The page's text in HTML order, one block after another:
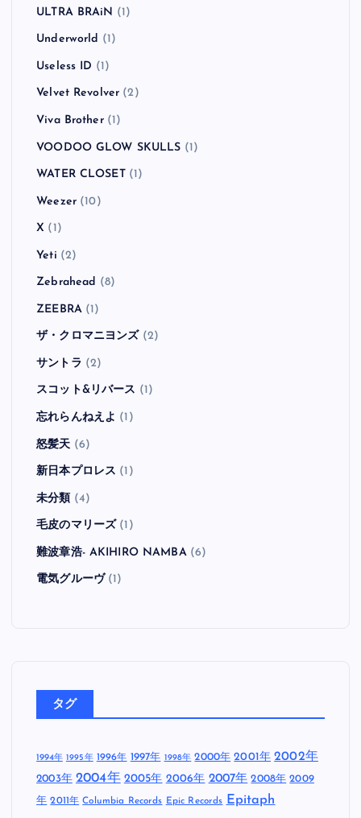
ULTRA BRAiN (1)
Underworld (1)
Useless ID (1)
Velvet Revolver (2)
Viva Brother(1)
VOODOO GLOW SKULLS (1)
WATER CLOSET(1)
Weezer(10)
X (1)
Yeti (2)
Zebrahead (8)
ZEEBRA(1)
ザ・クロマニヨンズ (2)
サントラ (2)
スコット&リバース (1)
忘れらんねえよ (1)
怒髪天 (6)
新日本プロレス (1)
未分類 (4)
毛皮のマリーズ (1)
難波章浩- AKIHIRO NAMBA(6)
電気グルーヴ(1)
タグ
1994年 1995年 1996年 1997年 1998年 2000年 2001年 2002年
2003年 2004年 2005年 2006年 2007年 2008年 2009
年 2011年 Columbia Records Epic Records Epitaph